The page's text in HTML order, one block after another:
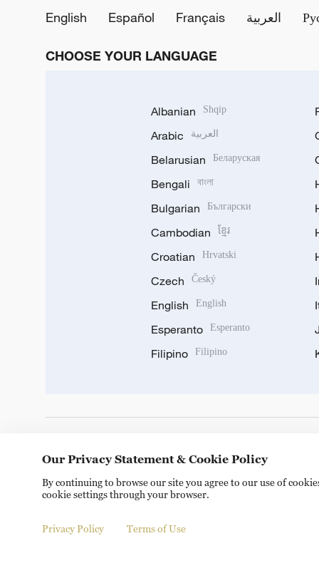
English
Español Français العربية
CHOOSE YOUR LANGUAGE
Albanian Shqip
Arabic العربية
Belarusian Беларуская
Bengali বাংলা
Bulgarian Български
Cambodian ខ្មែរ
Croatian Hrvatski
Czech Český
English English
Esperanto Esperanto
Filipino Filipino
Copyright © 2024 CGTN. 京ICP备20000184号
Our Privacy Statement & Cookie Policy
By continuing to browse our site you agree to our use of
cookie settings through your browser.
Privacy Policy Terms of Use